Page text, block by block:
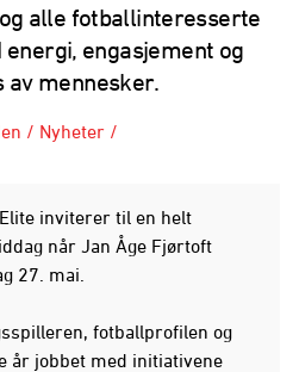
alle fotballinteresserte
engasjement og
av mennesker.
/ Nyheter /
inviterer til en helt
når Jan Åge Fjørtoft
27. mai.
fotballprofilen og
år jobbet med initiativene